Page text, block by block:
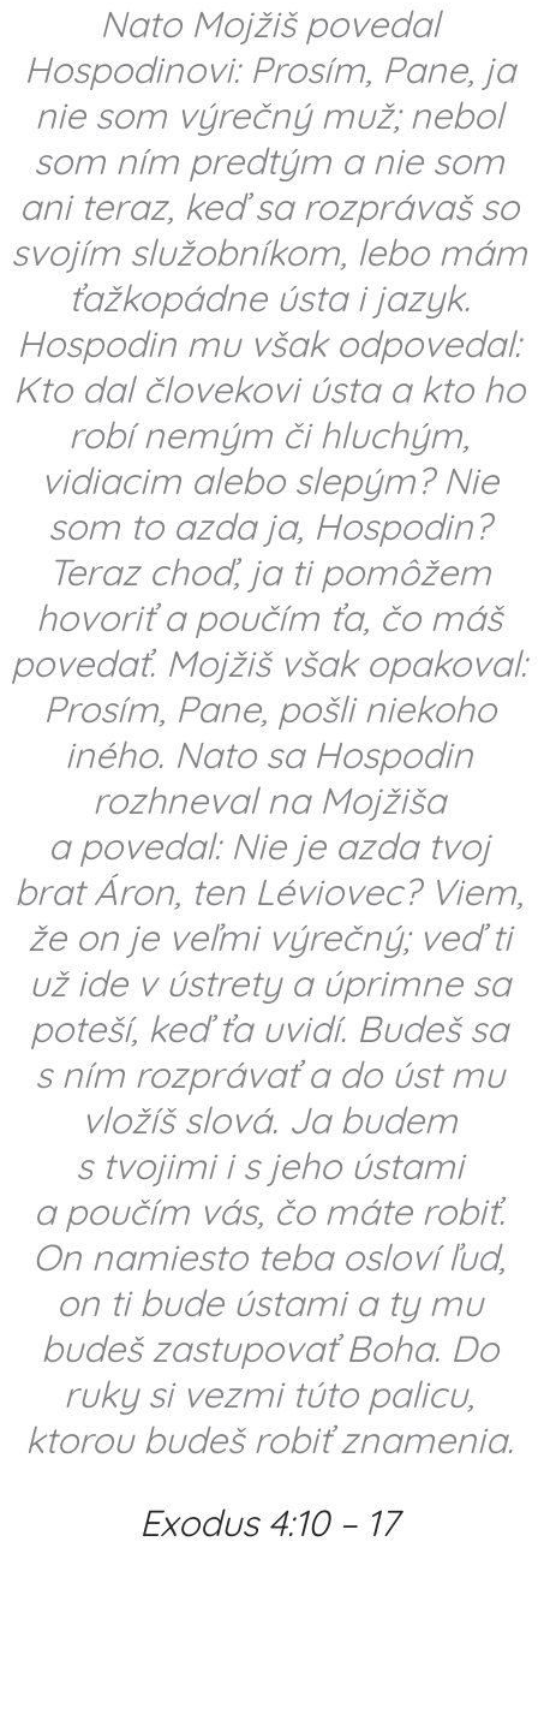
Nato Mojžiš povedal
Hospodinovi: Prosím, Pane, ja
nie som výrečný muž; nebol
som ním predtým a nie som
ani teraz, keď sa rozprávaš so
svojím služobníkom, lebo mám
ťažkopádne ústa i jazyk.
Hospodin mu však odpovedal:
Kto dal človekovi ústa a kto ho
robí nemým či hluchým,
vidiacim alebo slepým? Nie
som to azda ja, Hospodin?
Teraz choď, ja ti pomôžem
hovoriť a poučím ťa, čo máš
povedať. Mojžiš však opakoval:
Prosím, Pane, pošli niekoho
iného. Nato sa Hospodin
rozhneval na Mojžiša
a povedal: Nie je azda tvoj
brat Áron, ten Léviovec? Viem,
že on je veľmi výrečný; veď ti
už ide v ústrety a úprimne sa
poteší, keď ťa uvidí. Budeš sa
s ním rozprávať a do úst mu
vložíš slová. Ja budem
s tvojimi i s jeho ústami
a poučím vás, čo máte robiť.
On namiesto teba osloví ľud,
on ti bude ústami a ty mu
budeš zastupovať Boha. Do
ruky si vezmi túto palicu,
ktorou budeš robiť znamenia.
Exodus 4:10 – 17